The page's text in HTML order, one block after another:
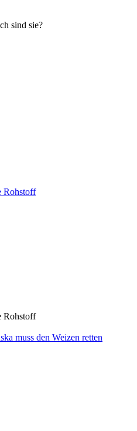
sind sie?
Rohstoff
Rohstoff
muss den Weizen retten